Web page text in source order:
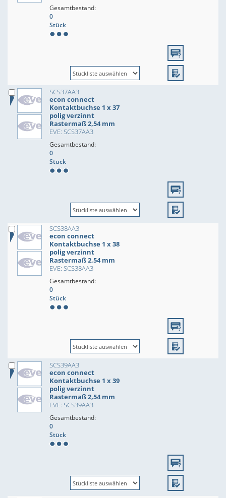
Gesamtbestand:
0
Stück
SCS37AA3
econ connect
Kontaktbuchse 1 x 37
polig verzinnt
Rastermaß 2,54 mm
EVE: SCS37AA3
Gesamtbestand:
0
Stück
SCS38AA3
econ connect
Kontaktbuchse 1 x 38
polig verzinnt
Rastermaß 2,54 mm
EVE: SCS38AA3
Gesamtbestand:
0
Stück
SCS39AA3
econ connect
Kontaktbuchse 1 x 39
polig verzinnt
Rastermaß 2,54 mm
EVE: SCS39AA3
Gesamtbestand:
0
Stück